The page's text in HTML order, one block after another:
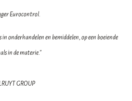
Eurocontrol.
onderhandelen en bemiddelen, op een boeiende
in de materie."
GROUP